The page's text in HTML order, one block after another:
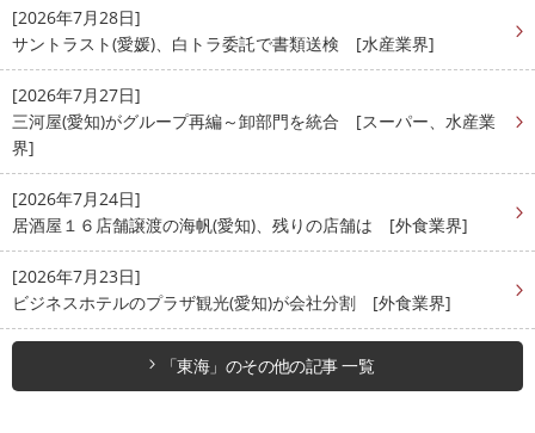
[2026年7月28日]
サントラスト(愛媛)、白トラ委託で書類送検 [水産業界]
[2026年7月27日]
三河屋(愛知)がグループ再編～卸部門を統合 [スーパー、水産業
界]
[2026年7月24日]
居酒屋１６店舗譲渡の海帆(愛知)、残りの店舗は [外食業界]
[2026年7月23日]
ビジネスホテルのプラザ観光(愛知)が会社分割 [外食業界]
「東海」のその他の記事 一覧